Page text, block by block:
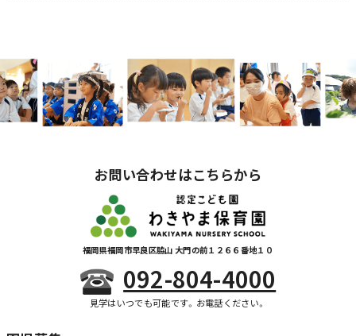
お問い合わせはこちらから
福岡県福岡市早良区脇山 大門の前１２６６番地１０
092-804-4000
見学はいつでも可能です。お電話ください。